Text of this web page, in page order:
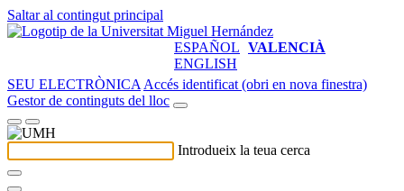
Saltar al contingut principal
ESPAÑOL VALENCIÀ
ENGLISH
SEU ELECTRÒNICA Accés identificat (obri en nova finestra)
Gestor de continguts del lloc
Introdueix la teua cerca